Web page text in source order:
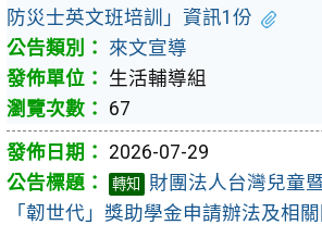
防災士英文班培訓」資訊1份
來文宣導
生活輔導組
67
2026-07-29
轉知
財團法人台灣兒童
「韌世代」獎助學金申請辦法及相